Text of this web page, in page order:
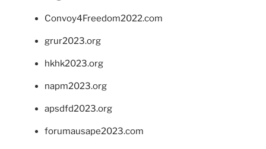
Convoy4Freedom2022.com
grur2023.org
hkhk2023.org
napm2023.org
apsdfd2023.org
forumausape2023.com